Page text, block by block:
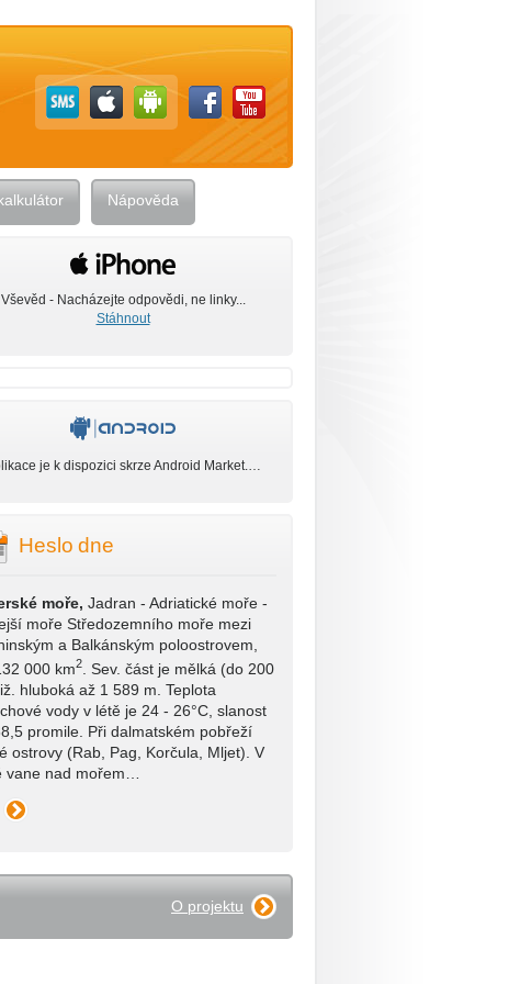
Nápověda
Vševěd - Nacházejte odpovědi, ne linky...
Stáhnout
je k dispozici skrze Android Market.…
Heslo dne
moře, Jadran - Adriatické moře -
moře Středozemního moře mezi
a Balkánským poloostrovem,
000 km2
. Sev. část je mělká (do 200
hluboká až 1 589 m. Teplota
vody v létě je 24 - 26°C, slanost
promile. Při dalmatském pobřeží
ostrovy (Rab, Pag, Korčula, Mljet). V
vane nad mořem…
O projektu